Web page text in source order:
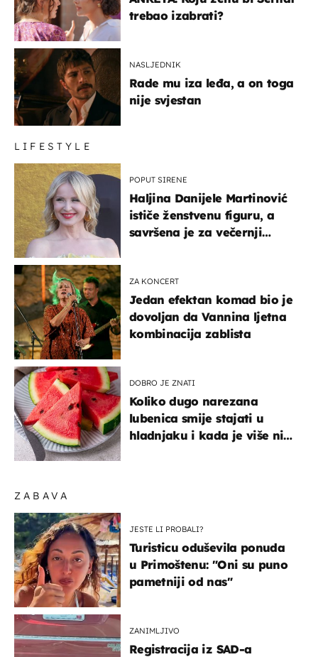
ZABAVA
JESTE LI PROBALI?
Turisticu oduševila ponuda
u Primoštenu: "Oni su puno
pametniji od nas"
ZANIMLJIVO
Registracija iz SAD-a
trebao izabrati?
NASLJEDNIK
Rade mu iza leđa, a on toga
nije svjestan
LIFESTYLE
POPUT SIRENE
Haljina Danijele Martinović
ističe ženstvenu figuru, a
savršena je za večernji
ZA KONCERT
Jedan efektan komad bio je
dovoljan da Vannina ljetna
kombinacija zablista
DOBRO JE ZNATI
Koliko dugo narezana
lubenica smije stajati u
hladnjaku i kada je više nije